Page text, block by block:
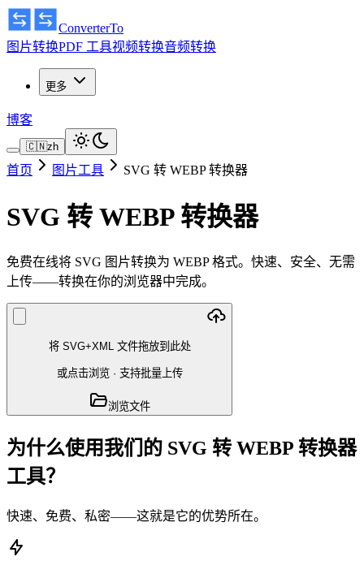
ConverterTo
图片转换PDF 工具视频转换音频转换
更多
博客
🇨🇳zh
首页 图片工具 SVG 转 WEBP 转换器
SVG 转 WEBP 转换器
免费在线将 SVG 图片转换为 WEBP 格式。快速、安全、无需
上传——转换在你的浏览器中完成。
将 SVG+XML 文件拖放到此处
或点击浏览· 支持批量上传
浏览文件
为什么使用我们的 SVG 转 WEBP 转换器
工具？
快速、免费、私密——这就是它的优势所在。